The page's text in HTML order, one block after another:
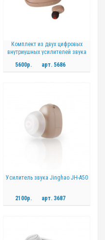
Комплект из двух цифровых
внутриушных усилителей звука
5600р. арт. 5686
Усилитель звука Jinghao JH-A50
2100р. арт. 3687